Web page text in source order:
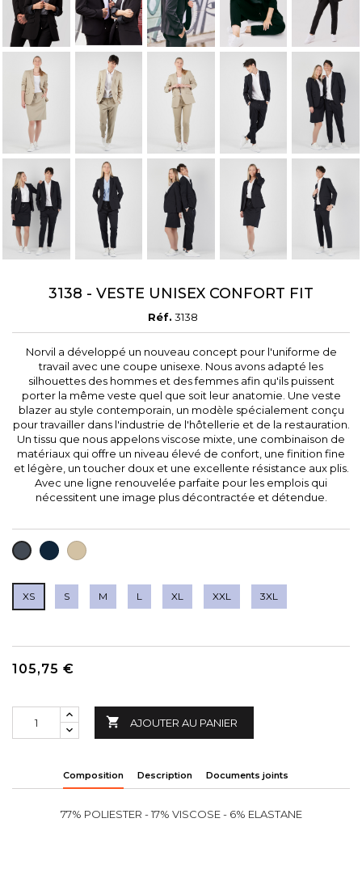
3138 - VESTE UNISEX CONFORT FIT
Réf. 3138
Norvil a développé un nouveau concept pour l'uniforme de
travail avec une coupe unisexe. Nous avons adapté les
silhouettes des hommes et des femmes afin qu'ils puissent
porter la même veste quel que soit leur anatomie. Une veste
blazer au style contemporain, un modèle spécialement conçu
pour travailler dans l'industrie de l'hôtellerie et de la restauration.
Un tissu que nous appelons viscose mixte, une combinaison de
matériaux qui offre un niveau élevé de confort, une finition fine
et légère, un toucher doux et une excellente résistance aux plis.
Avec une ligne renouvelée parfaite pour les emplois qui
nécessitent une image plus décontractée et détendue.
NOIRBLEU
MARINE
MARRON
CLAIR
XS S M L XL XXL 3XL
105,75 €
 AJOUTER AU PANIER
Composition Description Documents joints
77% POLIESTER - 17% VISCOSE - 6% ELASTANE